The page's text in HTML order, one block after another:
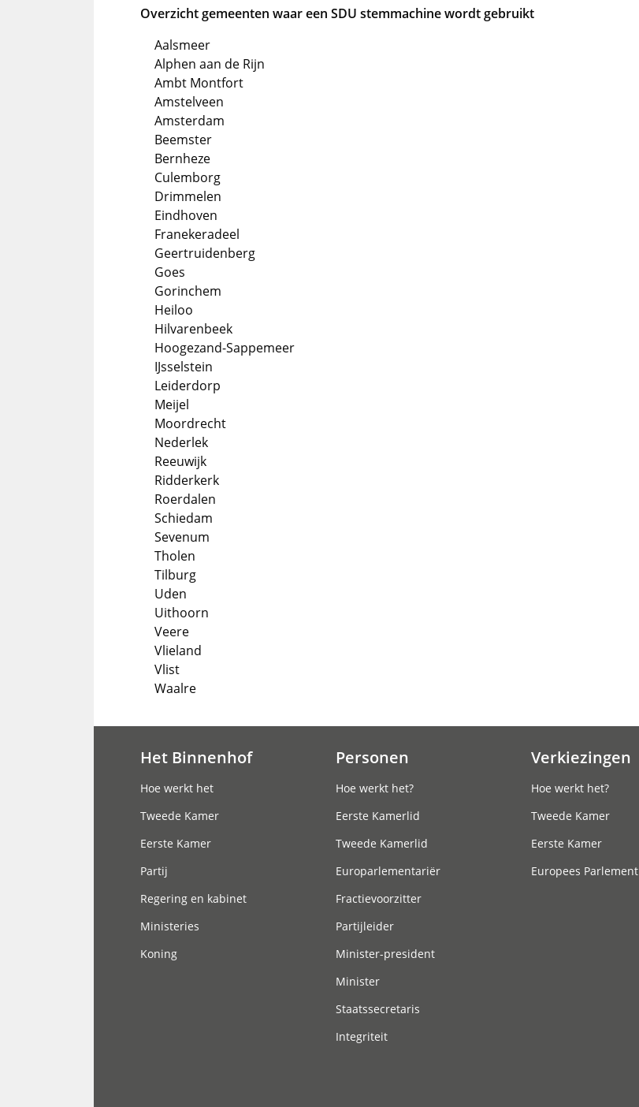
Overzicht gemeenten waar een SDU stemmachine wordt gebruikt
Aalsmeer
Alphen aan de Rijn
Ambt Montfort
Amstelveen
Amsterdam
Beemster
Bernheze
Culemborg
Drimmelen
Eindhoven
Franekeradeel
Geertruidenberg
Goes
Gorinchem
Heiloo
Hilvarenbeek
Hoogezand-Sappemeer
IJsselstein
Leiderdorp
Meijel
Moordrecht
Nederlek
Reeuwijk
Ridderkerk
Roerdalen
Schiedam
Sevenum
Tholen
Tilburg
Uden
Uithoorn
Veere
Vlieland
Vlist
Waalre
Het Binnenhof
Hoe werkt het
Tweede Kamer
Eerste Kamer
Partij
Regering en kabinet
Ministeries
Koning
Personen
Hoe werkt het?
Eerste Kamerlid
Tweede Kamerlid
Europarlementariër
Fractievoorzitter
Partijleider
Minister-president
Minister
Staatssecretaris
Integriteit
Verkiezingen
Hoe werkt het?
Tweede Kamer
Eerste Kamer
Europees Parlement